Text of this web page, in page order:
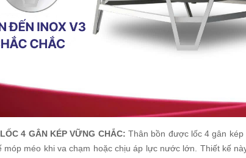
4 GÂN KÉP VỮNG CHẮC: Thân bồn được lốc 4 gân
móp méo khi va chạm hoặc chịu áp lực nước lớn. Thiết kế